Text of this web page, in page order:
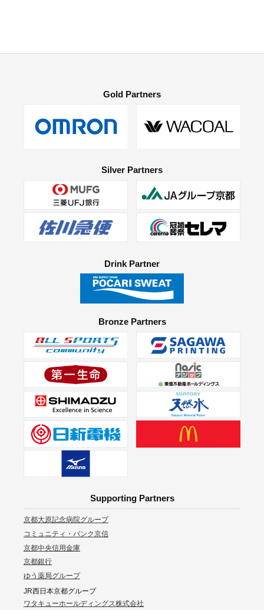
Gold Partners
Silver Partners
Drink Partner
Bronze Partners
Supporting Partners
京都大原記念病院グループ
コミュニティ・バンク京信
京都中央信用金庫
京都銀行
ゆう薬局グループ
JR西日本京都グループ
ワタキューホールディングス株式会社